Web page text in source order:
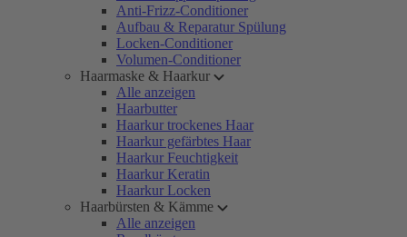
Anti-Frizz-Conditioner
Aufbau & Reparatur Spülung
Locken-Conditioner
Volumen-Conditioner
Haarmaske & Haarkur
Alle anzeigen
Haarbutter
Haarkur trockenes Haar
Haarkur gefärbtes Haar
Haarkur Feuchtigkeit
Haarkur Keratin
Haarkur Locken
Haarbürsten & Kämme
Alle anzeigen